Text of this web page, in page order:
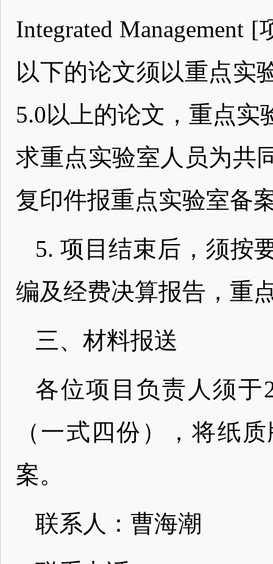
Integrated
以下的论文须以重点实
5.0以上的论文，重点
求重点实验室人员为共
复印件报重点实验室备
5. 项目结束后，须按
编及经费决算报告，重
三、材料报送
各位项目负责人须于
（一式四份），将纸
案。
联系人：曹海潮